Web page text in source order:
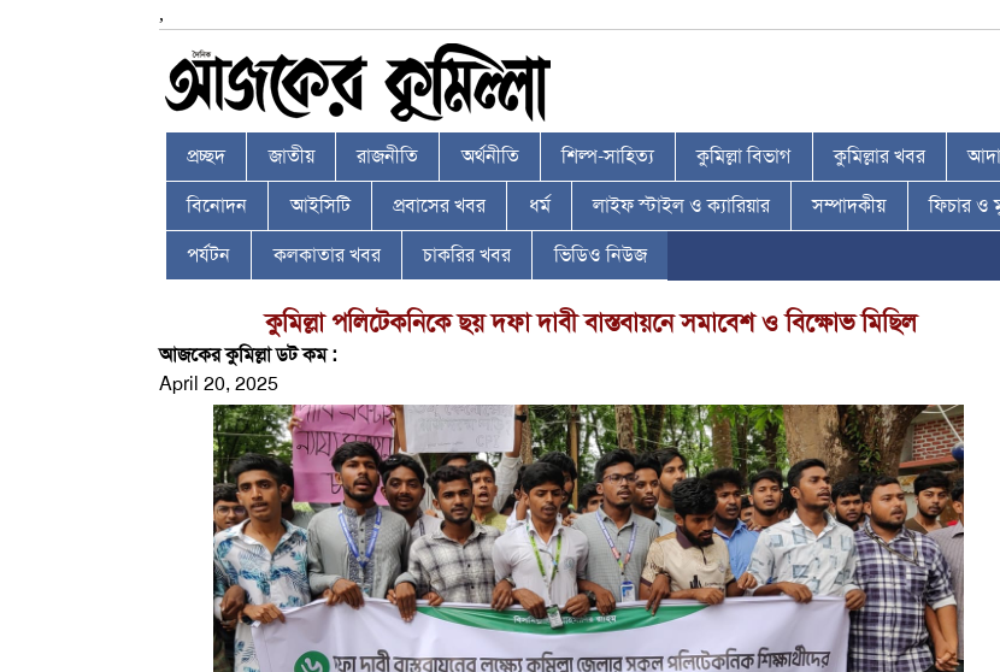
,
প্রচ্ছদ জাতীয় রাজনীতি অর্থনীতি শিল্প-সাহিত্য কুমিল্লা বিভাগ কুমিল্লার খবর
বিনোদন আইসিটি প্রবাসের খবর ধর্ম লাইফ স্টাইল ও ক্যারিয়ার সম্পাদকীয় ফিচার ও
পর্যটন কলকাতার খবর চাকরির খবর ভিডিও নিউজ
কুমিল্লা পলিটেকনিকে ছয় দফা দাবী বাস্তবায়নে সমাবেশ ও বিক্ষোভ মিছিল
আজকের কুমিল্লা ডট কম :
April 20, 2025